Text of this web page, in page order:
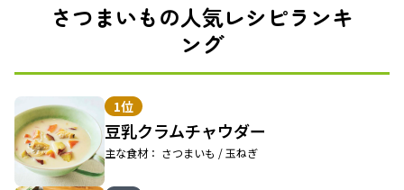
さつまいもの人気レシピランキ
ング
1位
豆乳クラムチャウダー
主な食材： さつまいも / 玉ねぎ